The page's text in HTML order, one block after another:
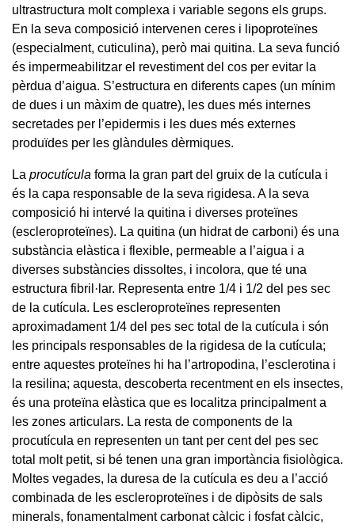
ultrastructura molt complexa i variable segons els grups.
En la seva composició intervenen ceres i lipoproteïnes
(especialment, cuticulina), però mai quitina. La seva funció
és impermeabilitzar el revestiment del cos per evitar la
pèrdua d’aigua. S’estructura en diferents capes (un mínim
de dues i un màxim de quatre), les dues més internes
secretades per l’epidermis i les dues més externes
produïdes per les glàndules dèrmiques.
La procutícula forma la gran part del gruix de la cutícula i
és la capa responsable de la seva rigidesa. A la seva
composició hi intervé la quitina i diverses proteïnes
(escleroproteïnes). La quitina (un hidrat de carboni) és una
substància elàstica i flexible, permeable a l’aigua i a
diverses substàncies dissoltes, i incolora, que té una
estructura fibril·lar. Representa entre 1/4 i 1/2 del pes sec
de la cutícula. Les escleroproteïnes representen
aproximadament 1/4 del pes sec total de la cutícula i són
les principals responsables de la rigidesa de la cutícula;
entre aquestes proteïnes hi ha l’artropodina, l’esclerotina i
la resilina; aquesta, descoberta recentment en els insectes,
és una proteïna elàstica que es localitza principalment a
les zones articulars. La resta de components de la
procutícula en representen un tant per cent del pes sec
total molt petit, si bé tenen una gran importància fisiològica.
Moltes vegades, la duresa de la cutícula es deu a l’acció
combinada de les escleroproteïnes i de dipòsits de sals
minerals, fonamentalment carbonat càlcic i fosfat càlcic,